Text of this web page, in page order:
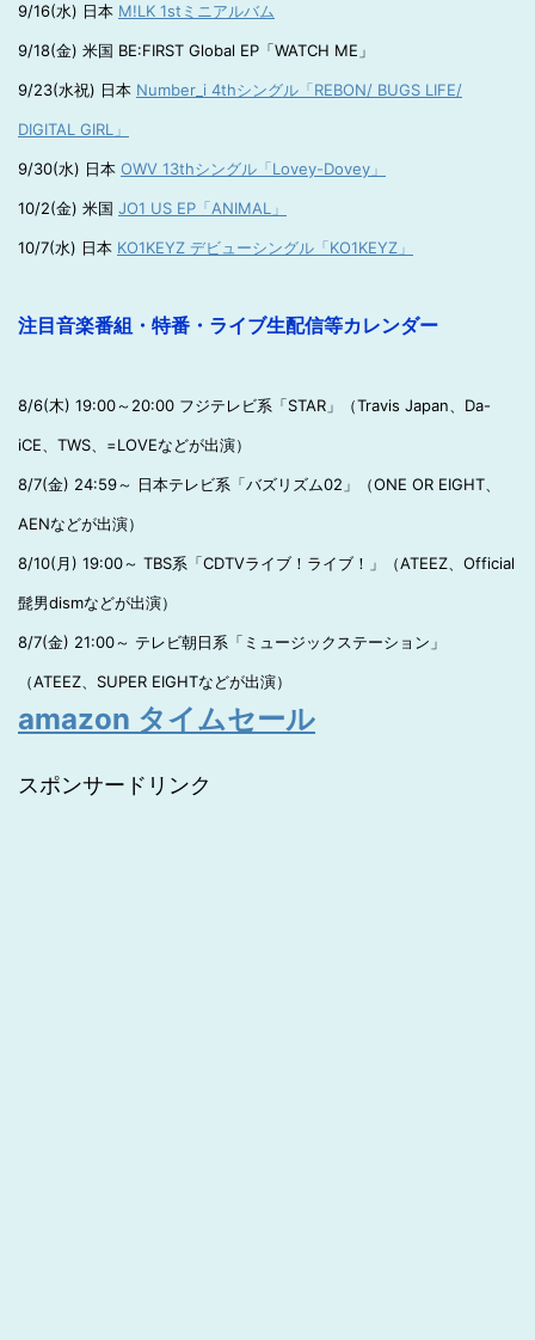
9/16(水) 日本 M!LK 1stミニアルバム
9/18(金) 米国 BE:FIRST Global EP「WATCH ME」
9/23(水祝) 日本 Number_i 4thシングル「REBON/ BUGS LIFE/
DIGITAL GIRL」
9/30(水) 日本 OWV 13thシングル「Lovey-Dovey」
10/2(金) 米国 JO1 US EP「ANIMAL」
10/7(水) 日本 KO1KEYZ デビューシングル「KO1KEYZ」
注目音楽番組・特番・ライブ生配信等カレンダー
8/6(木) 19:00～20:00 フジテレビ系「STAR」（Travis Japan、Da-
iCE、TWS、=LOVEなどが出演）
8/7(金) 24:59～ 日本テレビ系「バズリズム02」（ONE OR EIGHT、
AENなどが出演）
8/10(月) 19:00～ TBS系「CDTVライブ！ライブ！」（ATEEZ、Official
髭男dismなどが出演）
8/7(金) 21:00～ テレビ朝日系「ミュージックステーション」
（ATEEZ、SUPER EIGHTなどが出演）
amazon タイムセール
スポンサードリンク